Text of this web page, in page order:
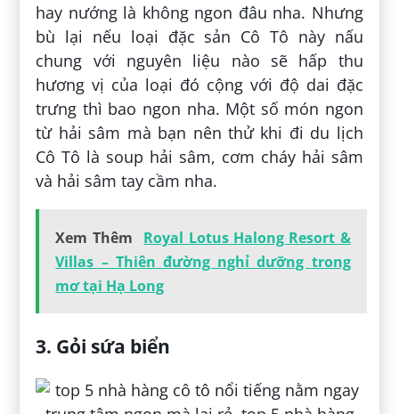
hay nướng là không ngon đâu nha. Nhưng
bù lại nếu loại đặc sản Cô Tô này nấu
chung với nguyên liệu nào sẽ hấp thu
hương vị của loại đó cộng với độ dai đặc
trưng thì bao ngon nha. Một số món ngon
từ hải sâm mà bạn nên thử khi đi du lịch
Cô Tô là soup hải sâm, cơm cháy hải sâm
và hải sâm tay cầm nha.
Xem Thêm
Royal Lotus Halong Resort &
Villas – Thiên đường nghỉ dưỡng trong
mơ tại Hạ Long
3. Gỏi sứa biển